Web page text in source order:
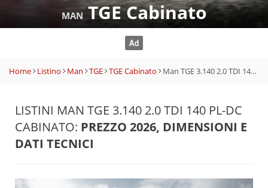
MANTGE Cabinato
Home Listino Man TGE TGE Cabinato Man TGE 3.140 2.0 TDI 140 PL-DC Cabinato
LISTINI MAN TGE 3.140 2.0 TDI 140 PL-DC
CABINATO: PREZZO 2026, DIMENSIONI E
DATI TECNICI